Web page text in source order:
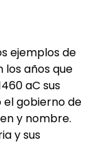
ejemplos de
los años que
aC sus
gobierno de
y nombre.
y sus